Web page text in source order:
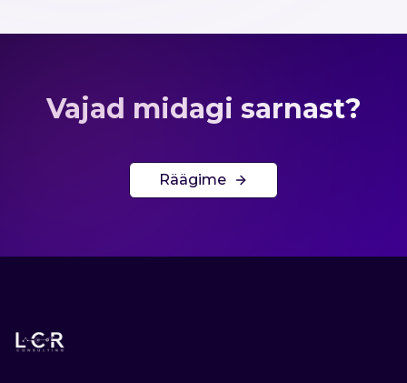
Vajad midagi sarnast?
Räägime